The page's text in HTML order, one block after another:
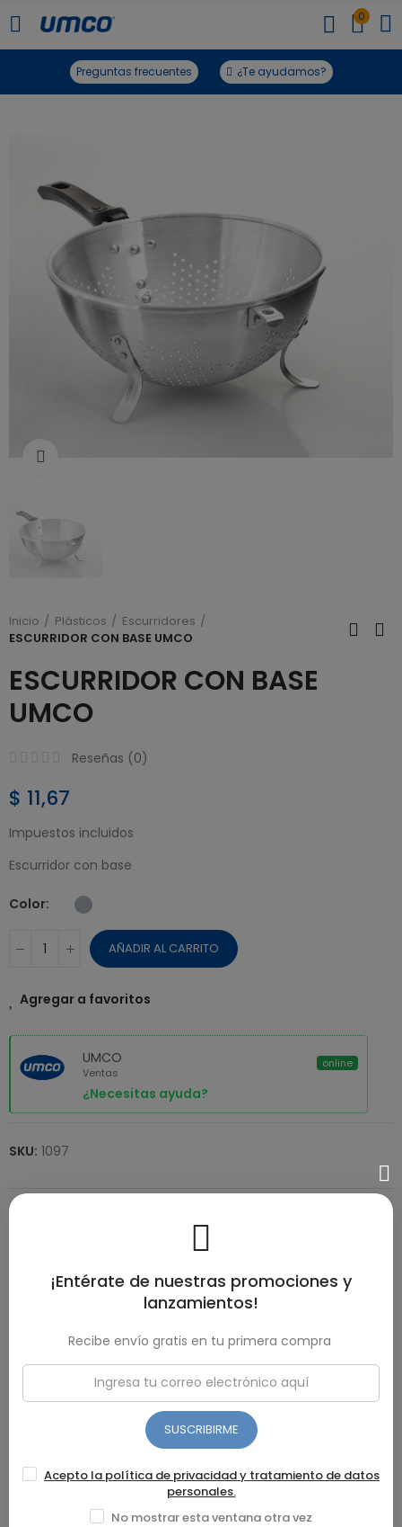
0
Preguntas frecuentes ¿Te ayudamos?
Inicio Plásticos
Escurridores
ESCURRIDOR CON BASE UMCO
ESCURRIDOR CON BASE
UMCO
Reseñas (0)
$ 11,67
Impuestos incluidos
Escurridor con base
Color
AÑADIR AL CARRITO
Agregar a favoritos
UMCO
Ventas
¿Necesitas ayuda?
online
SKU: 1097
DESCRIPCIÓN
DETALLES DEL PRODUCTO
RESEÑAS(0)
Recomendados
COPA AV LISA HELADO
¡Entérate de nuestras promociones y
lanzamientos!
Recibe envío gratis en tu primera compra
SUSCRIBIRME
Acepto la política de privacidad y tratamiento de datos
personales.
No mostrar esta ventana otra vez